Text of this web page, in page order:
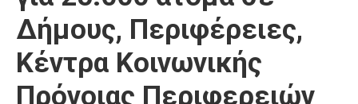
Δήμους, Περιφέρειες,
Κέντρα Κοινωνικής
Πρόνοιας Περιφερειών